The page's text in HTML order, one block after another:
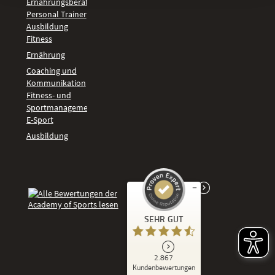
Personal Trainer
Ausbildung
Fitness
Ernährung
Coaching und
Kommunikation
Fitness- und
Sportmanagement
E-Sport
Ausbildung
SEHR GUT
2.867
Kundenbewertungen
Kundenbewertungen und Erfahrungen zu
Academy of Sports
%